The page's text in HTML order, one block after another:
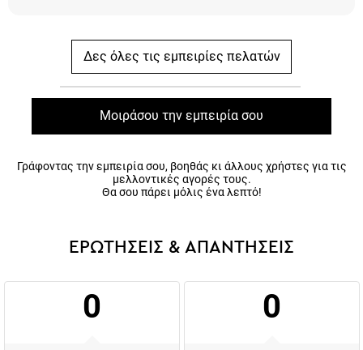
Δες όλες τις εμπειρίες πελατών
Μοιράσου την εμπειρία σου
Γράφοντας την εμπειρία σου, βοηθάς κι άλλους χρήστες για τις
μελλοντικές αγορές τους.
Θα σου πάρει μόλις ένα λεπτό!
ΕΡΩΤΗΣΕΙΣ & ΑΠΑΝΤΗΣΕΙΣ
0 0